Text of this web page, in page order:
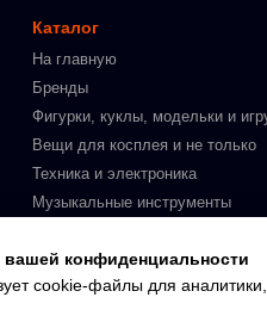
Каталог
На главную
Бренды
Фигурки, куклы, модельки и
Вещи для косплея и не только
Техника и электроника
Музыкальные инструменты
Интимные товары для взрослых
В наличии
конфиденциальности
cookie-файлы для